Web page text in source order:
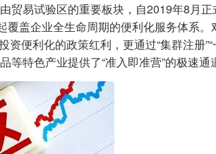
贸易试验区的重要板块，自2019年8月正
覆盖企业全生命周期的便利化服务体系。
便利化的政策红利，更通过“集群注册”“
特色产业提供了“准入即准营”的极速通